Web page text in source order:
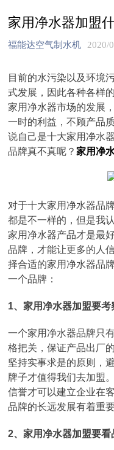
家用净水器加盟
福能达空气制水机 2020/
目前的水污染以及环境
式发展，因此各种各样
家用净水器市场的发展
一时的利益，不顾产品
说自己是十大家用净水
品牌真不真呢？家用净
对于十大家用净水器品
都是不一样的，但是我
家用净水器产品才是最
品牌，才能让更多的人
择合适的家用净水器品
一个品牌：
1、家用净水器加盟要
一个家用净水器品牌只
格把关，保证产品出厂
坚持实事求是的原则，
牌子才值得我们去加盟
信誉才可以建立企业在
品牌的长远发展有着重要
2、家用净水器加盟要看